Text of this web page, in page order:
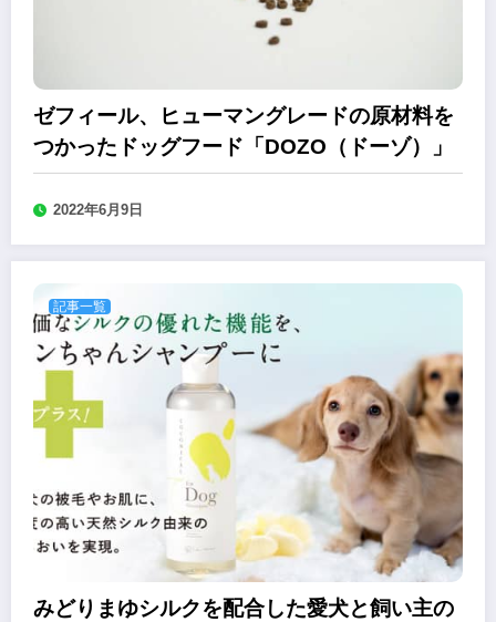
ゼフィール、ヒューマングレードの原材料を
つかったドッグフード「DOZO（ドーゾ）」
2022年6月9日
記事一覧
みどりまゆシルクを配合した愛犬と飼い主の